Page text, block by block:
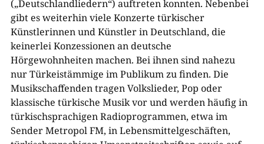
(„Deutschlandliedern“) auftreten konnten. Nebenbei
gibt es weiterhin viele Konzerte türkischer
Künstlerinnen und Künstler in Deutschland, die
keinerlei Konzessionen an deutsche
Hörgewohnheiten machen. Bei ihnen sind nahezu
nur Türkeistämmige im Publikum zu finden. Die
Musikschaffenden tragen Volkslieder, Pop oder
klassische türkische Musik vor und werden häufig in
türkischsprachigen Radioprogrammen, etwa im
Sender Metropol FM, in Lebensmittelgeschäften,